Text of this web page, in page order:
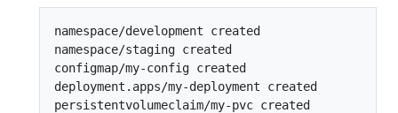
namespace/development created
namespace/staging created
configmap/my-config created
deployment.apps/my-deployment created